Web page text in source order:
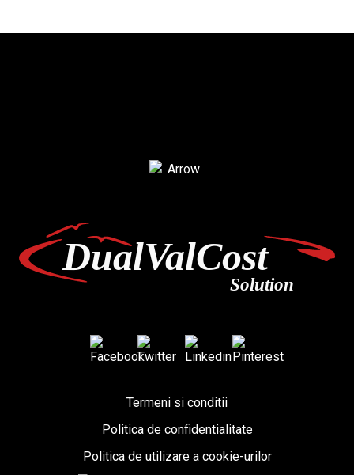
Termeni si conditii
Politica de confidentialitate
Politica de utilizare a cookie-urilor